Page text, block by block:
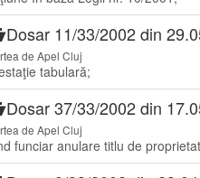
Dosar 11/33/2002 din
de Apel Cluj
tabulară;
Dosar 37/33/2002 din
de Apel Cluj
funciar anulare titlu de